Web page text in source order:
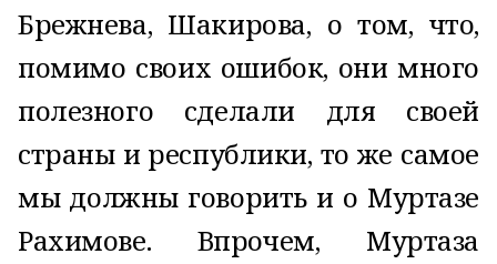
Брежнева, Шакирова, о том, что,
помимо своих ошибок, они много
полезного сделали для своей
страны и республики, то же самое
мы должны говорить и о Муртазе
Рахимове. Впрочем, Муртаза